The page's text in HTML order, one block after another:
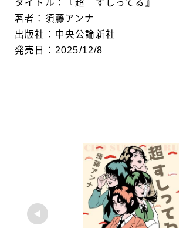
タイトル：『超 すしってる』
著者：須藤アンナ
出版社：中央公論新社
発売日：2025/12/8